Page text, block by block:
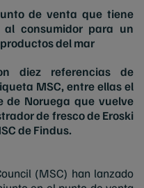
de venta que tiene
consumidor para un
del mar
diez referencias de
MSC, entre ellas el
de Noruega que vuelve
de fresco de Eroski
de Findus.
(MSC) han lanzado